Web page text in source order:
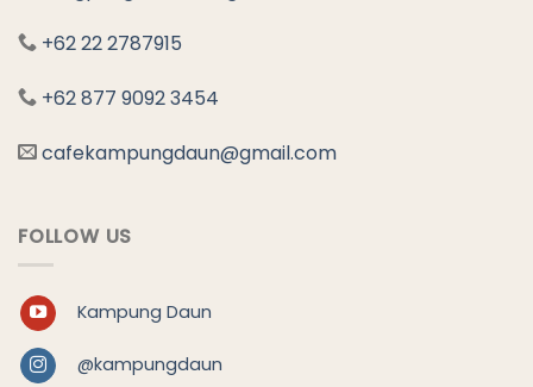
+62 22 2787915
+62 877 9092 3454
cafekampungdaun@gmail.com
FOLLOW US
Kampung Daun
@kampungdaun